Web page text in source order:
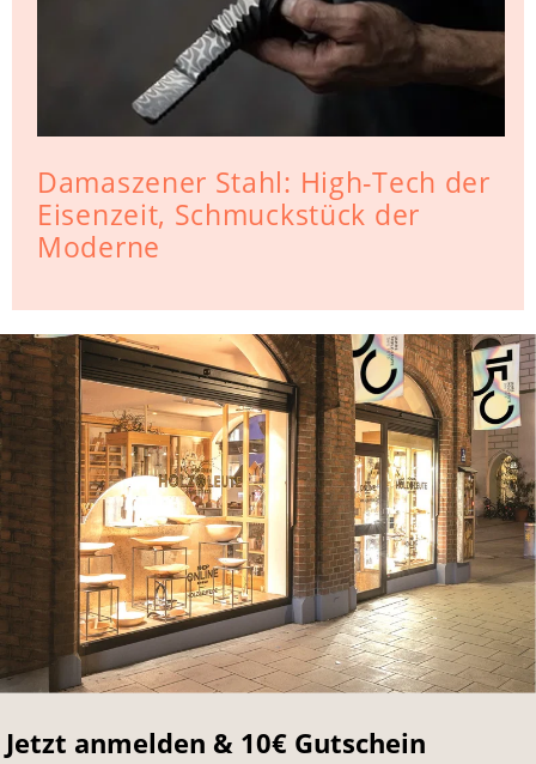
Damaszener Stahl: High-Tech der
Eisenzeit, Schmuckstück der
Moderne
Jetzt anmelden & 10€ Gutschein